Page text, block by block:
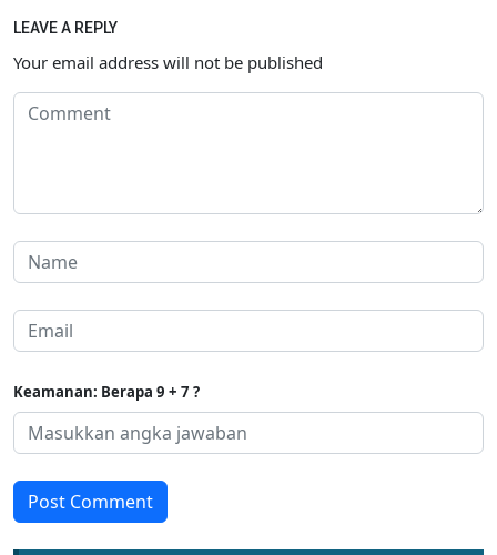
LEAVE A REPLY
Your email address will not be published
Keamanan: Berapa 9 + 7 ?
Post Comment